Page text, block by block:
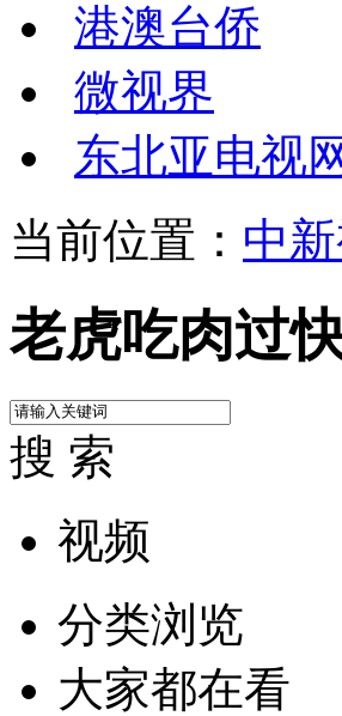
港澳台侨
微视界
东北亚电视
当前位置： 中
老虎吃肉过
搜 索
视频
分类浏览
大家都在看